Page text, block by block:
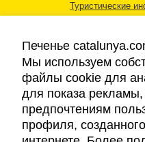
Туристические
Печенье
Мы используем
файлы cookie для
для показа
предпочтениям
профиля,